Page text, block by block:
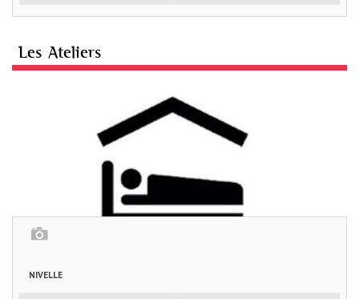
Les Ateliers
NIVELLE